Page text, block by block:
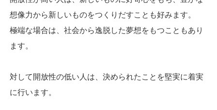
想像力から新しいものをつくりだすことも好みます。
極端な場合は、社会から逸脱した夢想をもつこともあり
ます。
対して開放性の低い人は、決められたことを堅実に着実
に行います。